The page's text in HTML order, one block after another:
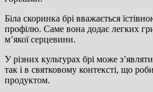
Біла скоринка брі вважається
профілю. Саме вона додає легких
м’якої серцевини.
У різних культурах брі може
так і в святковому контексті, що
продуктом.